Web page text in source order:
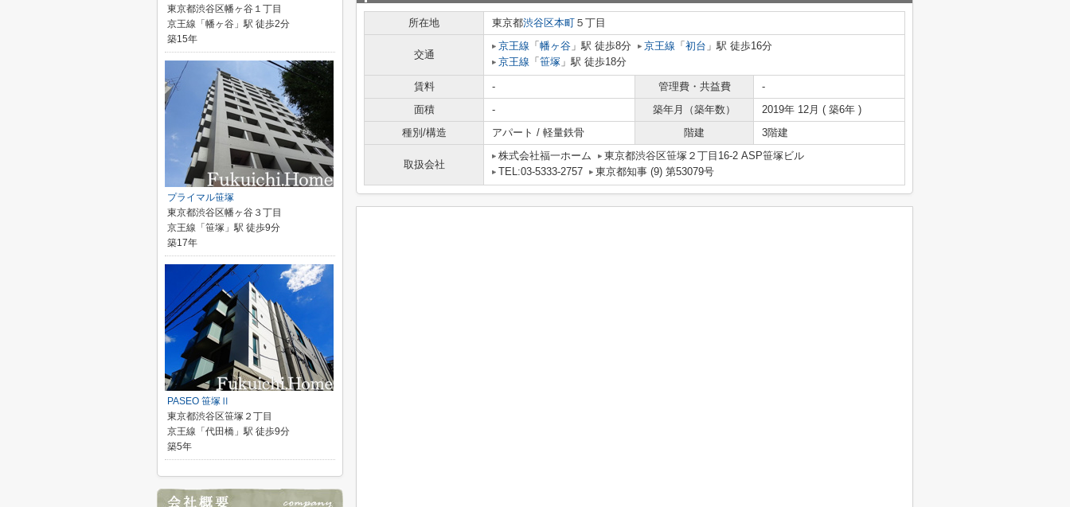
所在地 東京都渋谷区本町 ５丁目
交通
京王線 「 幡ヶ谷 」駅 徒歩8分 京王線 「 初台 」駅 徒歩16分
京王線 「 笹塚 」駅 徒歩18分
賃料 - 管理費・共益費
-
面積
- 築年月（築年数）
2019年 12月 ( 築6年 )
種別/構造
アパート / 軽量鉄骨 階建 3階建
取扱会社
株式会社福一ホーム
東京都渋谷区笹塚２丁目16-2 ASP笹塚ビル
TEL:03-5333-2757
東京都知事 (9) 第53079号
東京都渋谷区幡ヶ谷１丁目
京王線「幡ヶ谷」駅 徒歩2分
築15年
プライマル笹塚
東京都渋谷区幡ヶ谷３丁目
京王線「笹塚」駅 徒歩9分
築17年
PASEO 笹塚Ⅱ
東京都渋谷区笹塚２丁目
京王線「代田橋」駅 徒歩9分
築5年